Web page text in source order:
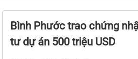
Bình Phước trao chứng
tư dự án 500 triệu USD